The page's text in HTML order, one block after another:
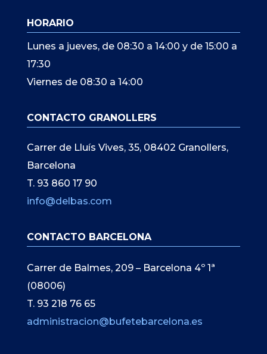
HORARIO
Lunes a jueves, de 08:30 a 14:00 y de 15:00 a
17:30
Viernes de 08:30 a 14:00
CONTACTO GRANOLLERS
Carrer de Lluís Vives, 35, 08402 Granollers,
Barcelona
T. 93 860 17 90
info@delbas.com
CONTACTO BARCELONA
Carrer de Balmes, 209 – Barcelona 4º 1ª
(08006)
T. 93 218 76 65
administracion@bufetebarcelona.es